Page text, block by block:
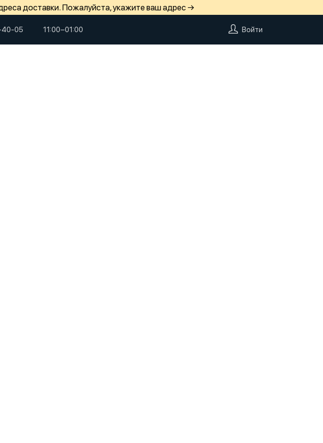
доставки. Пожалуйста, укажите ваш адрес →
40-05 11:00−01:00 Войти